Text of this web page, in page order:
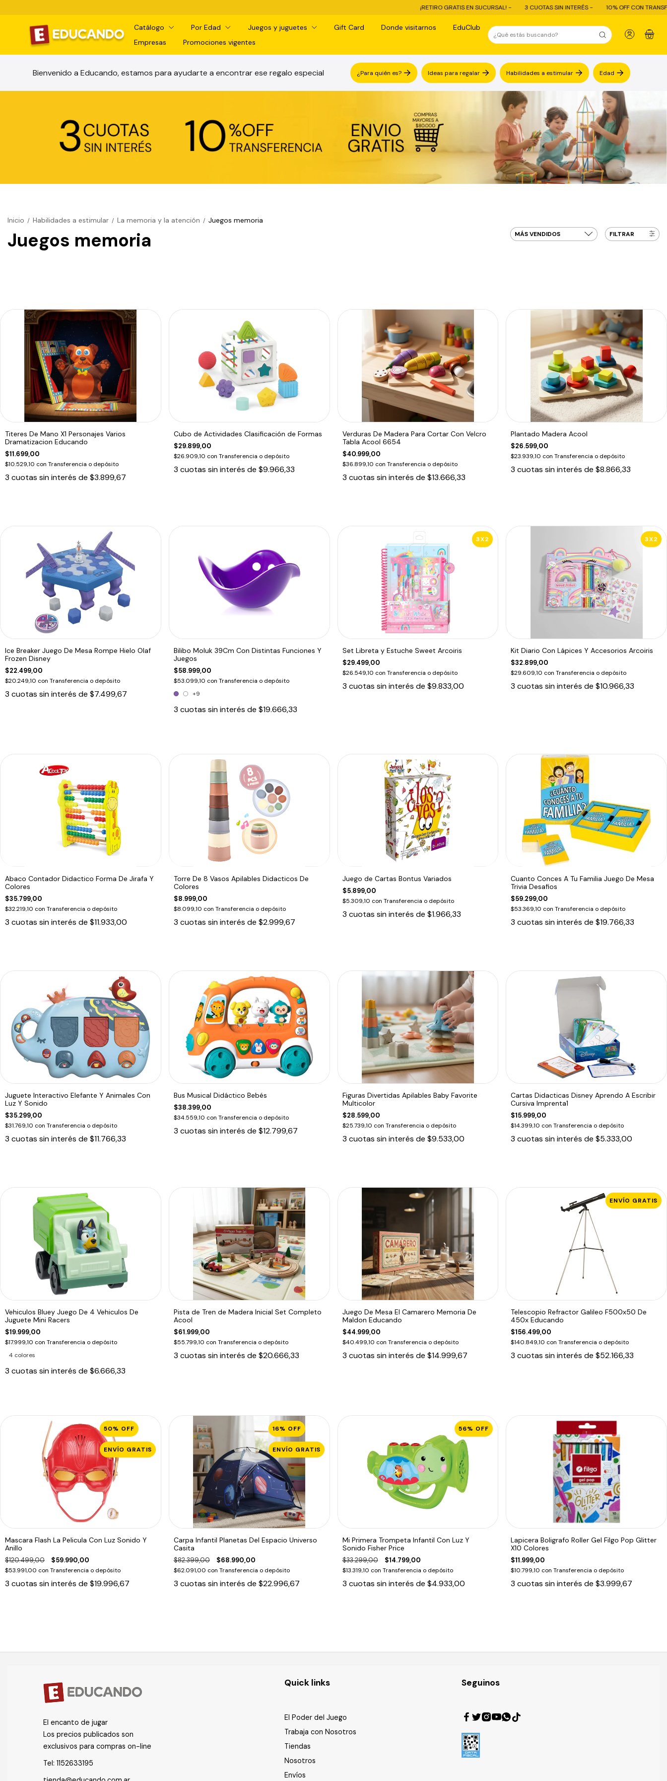
¡RETIRO GRATIS EN SUCURSAL! - 3 CUOTAS SIN INTERÉS - 10% OFF CON TRANSFERENCIA - ENVÍO
Catálogo Por Edad Juegos y juguetes Gift Card Donde visitarnos
EduClub
Empresas
Promociones vigentes
0
Bienvenido a Educando, estamos para ayudarte a encontrar ese regalo especial ¿Para quién es? Ideas para regalar Habilidades a estimular Edad
Inicio / Habilidades a estimular / La memoria y la atención / Juegos memoria
Juegos memoria FILTRAR
Titeres De Mano X1 Personajes Varios
Dramatizacion Educando
$11.699,00
$10.529,10 con Transferencia o depósito
3 cuotas sin interés de $3.899,67
Cubo de Actividades Clasificación de Formas
$29.899,00
$26.909,10 con Transferencia o depósito
3 cuotas sin interés de $9.966,33
Verduras De Madera Para Cortar Con Velcro
Tabla Acool 6654
$40.999,00
$36.899,10 con Transferencia o depósito
3 cuotas sin interés de $13.666,33
Plantado Madera Acool
$26.599,00
$23.939,10 con Transferencia o depósito
3 cuotas sin interés de$8.866,33
Ice Breaker Juego De Mesa Rompe Hielo Olaf
Frozen Disney
$22.499,00
$20.249,10 con Transferencia o depósito
3 cuotas sin interés de $7.499,67
Bilibo Moluk 39Cm Con Distintas Funciones Y
Juegos
$58.999,00
$53.099,10 con Transferencia o depósito
+9
3 cuotas sin interés de $19.666,33
3X2
Set Libreta y Estuche Sweet Arcoiris
$29.499,00
$26.549,10 con Transferencia o depósito
3 cuotas sin interés de $9.833,00
3X2
Kit Diario Con Lápices Y Accesorios Arcoiris
$32.899,00
$29.609,10 con Transferencia o depósito
3 cuotas sin interés de$10.966,33
Abaco Contador Didactico Forma De Jirafa Y
Colores
$35.799,00
$32.219,10 con Transferencia o depósito
3 cuotas sin interés de $11.933,00
Torre De 8 Vasos Apilables Didacticos De
Colores
$8.999,00
$8.099,10 con Transferencia o depósito
3 cuotas sin interés de $2.999,67
Juego de Cartas Bontus Variados
$5.899,00
$5.309,10 con Transferencia o depósito
3 cuotas sin interés de $1.966,33
Cuanto Conces A Tu Familia Juego De Mesa
Trivia Desafios
$59.299,00
$53.369,10 con Transferencia o depósito
3 cuotas sin interés de$19.766,33
Juguete Interactivo Elefante Y Animales Con
Luz Y Sonido
$35.299,00
$31.769,10 con Transferencia o depósito
3 cuotas sin interés de $11.766,33
Bus Musical Didáctico Bebés
$38.399,00
$34.559,10 con Transferencia o depósito
3 cuotas sin interés de $12.799,67
Figuras Divertidas Apilables Baby Favorite
Multicolor
$28.599,00
$25.739,10 con Transferencia o depósito
3 cuotas sin interés de $9.533,00
Cartas Didacticas Disney Aprendo A Escribir
Cursiva Imprenta1
$15.999,00
$14.399,10 con Transferencia o depósito
3 cuotas sin interés de$5.333,00
Vehiculos Bluey Juego De 4 Vehiculos De
Juguete Mini Racers
$19.999,00
$17.999,10 con Transferencia o depósito
4 colores
3 cuotas sin interés de $6.666,33
Pista de Tren de Madera Inicial Set Completo
Acool
$61.999,00
$55.799,10 con Transferencia o depósito
3 cuotas sin interés de $20.666,33
Juego De Mesa El Camarero Memoria De
Maldon Educando
$44.999,00
$40.499,10 con Transferencia o depósito
3 cuotas sin interés de $14.999,67
ENVÍO GRATIS
Telescopio Refractor Galileo F500x50 De
450x Educando
$156.499,00
$140.849,10 con Transferencia o depósito
3 cuotas sin interés de$52.166,33
50% OFF
ENVÍO GRATIS
Mascara Flash La Pelicula Con Luz Sonido Y
Anillo
$120.499,00 $59.990,00
$53.991,00 con Transferencia o depósito
3 cuotas sin interés de $19.996,67
16% OFF
ENVÍO GRATIS
Carpa Infantil Planetas Del Espacio Universo
Casita
$82.399,00 $68.990,00
$62.091,00 con Transferencia o depósito
3 cuotas sin interés de $22.996,67
56% OFF
Mi Primera Trompeta Infantil Con Luz Y
Sonido Fisher Price
$33.299,00 $14.799,00
$13.319,10 con Transferencia o depósito
3 cuotas sin interés de $4.933,00
Lapicera Boligrafo Roller Gel Filgo Pop Glitter
X10 Colores
$11.999,00
$10.799,10 con Transferencia o depósito
3 cuotas sin interés de$3.999,67
El encanto de jugar
Los precios publicados son
exclusivos para compras on-line
Tel: 1152633195
Quick links
El Poder del Juego
Trabaja con Nosotros
Tiendas
Nosotros
Envíos
Seguinos